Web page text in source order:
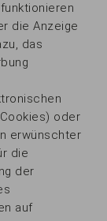
die Anzeige
das
oder
erwünschter
die
der
auf